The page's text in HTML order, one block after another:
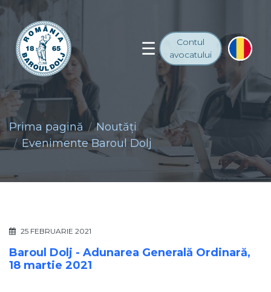
Contul
avocatului
Prima pagină
Noutăţi
Evenimente Baroul Dolj
25 FEBRUARIE 2021
Baroul Dolj - Adunarea Generală Ordinară,
18 martie 2021